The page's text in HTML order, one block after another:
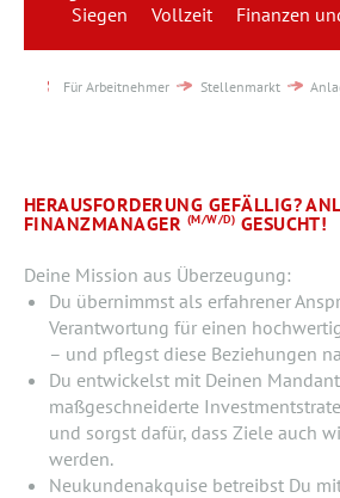
Siegen
Vollzeit Finanzen
Für Arbeitnehmer Stellenmarkt
HERAUSFORDERUNG GEFÄLLIG?
FINANZMANAGER (M/W/D) GESUCHT!
Deine Mission aus Überzeugung:
Du übernimmst als erfahrener
Verantwortung für einen
– und pflegst diese Beziehungen
Du entwickelst mit Deinen
maßgeschneiderte
und sorgst dafür, dass Ziele auch
werden.
Neukundenakquise betreibst Du